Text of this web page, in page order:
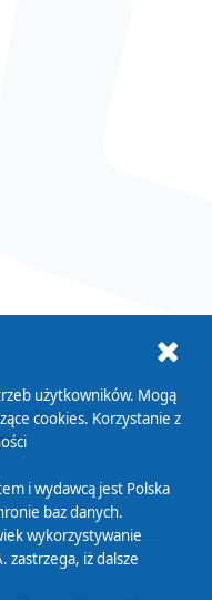
Informacji
użytkowników. Mogą
cookies. Korzystanie z
i wydawcą jest Polska
baz danych.
wykorzystywanie
zastrzega, iż dalsze